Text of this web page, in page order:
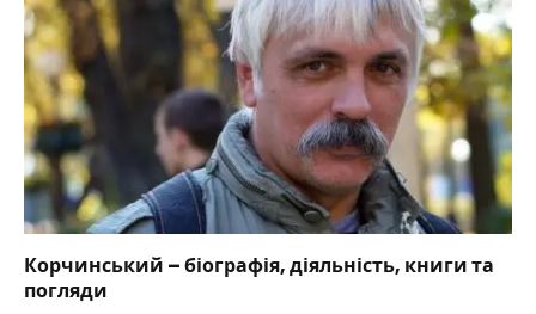
Корчинський – біографія, діяльність, книги та
погляди